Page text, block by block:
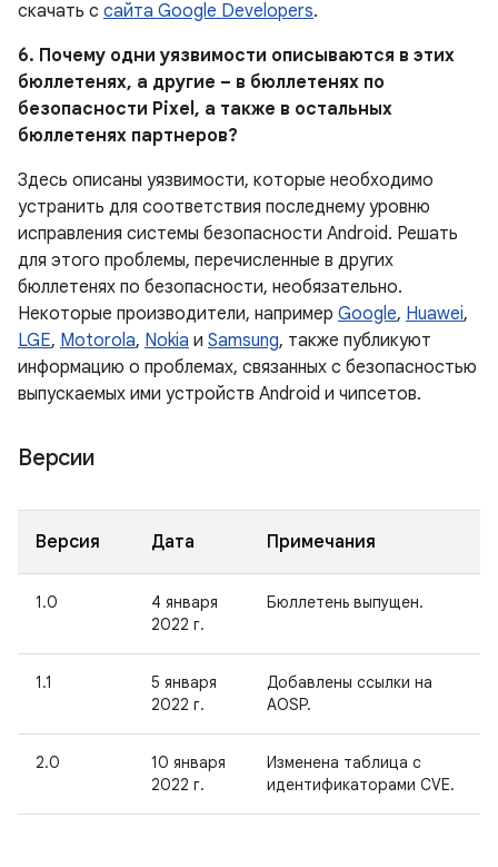
скачать с сайта Google Developers.
6. Почему одни уязвимости описываются в этих
бюллетенях, а другие – в бюллетенях по
безопасности Pixel, а также в остальных
бюллетенях партнеров?
Здесь описаны уязвимости, которые необходимо
устранить для соответствия последнему уровню
исправления системы безопасности Android. Решать
для этого проблемы, перечисленные в других
бюллетенях по безопасности, необязательно.
Некоторые производители, например Google, Huawei,
LGE, Motorola, Nokia и Samsung, также публикуют
информацию о проблемах, связанных с безопасностью
выпускаемых ими устройств Android и чипсетов.
Версии
Версия Дата Примечания
1.0
4 января
2022 г.
Бюллетень выпущен.
1.1
5 января
2022 г.
Добавлены ссылки на
AOSP.
2.0
10 января
2022 г.
Изменена таблица с
идентификаторами CVE.